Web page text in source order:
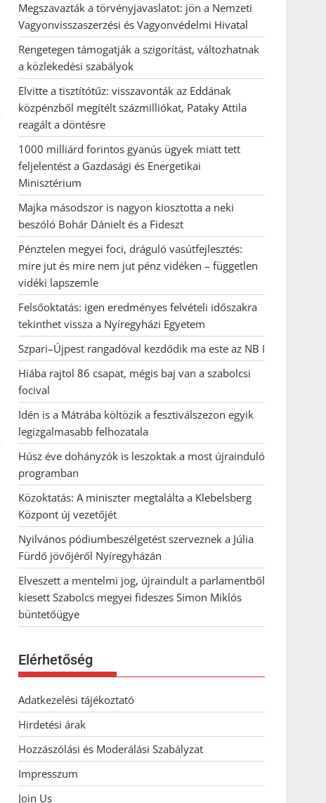
Megszavazták a törvényjavaslatot: jön a Nemzeti
Vagyonvisszaszerzési és Vagyonvédelmi Hivatal
Rengetegen támogatják a szigorítást, változhatnak
a közlekedési szabályok
Elvitte a tisztítótűz: visszavonták az Eddának
közpénzből megítélt százmilliókat, Pataky Attila
reagált a döntésre
1000 milliárd forintos gyanús ügyek miatt tett
feljelentést a Gazdasági és Energetikai
Minisztérium
Majka másodszor is nagyon kiosztotta a neki
beszóló Bohár Dánielt és a Fideszt
Pénztelen megyei foci, dráguló vasútfejlesztés:
mire jut és mire nem jut pénz vidéken – független
vidéki lapszemle
Felsőoktatás: igen eredményes felvételi időszakra
tekinthet vissza a Nyíregyházi Egyetem
Szpari–Újpest rangadóval kezdődik ma este az NB I
Hiába rajtol 86 csapat, mégis baj van a szabolcsi
focival
Idén is a Mátrába költözik a fesztiválszezon egyik
legizgalmasabb felhozatala
Húsz éve dohányzók is leszoktak a most újrainduló
programban
Közoktatás: A miniszter megtalálta a Klebelsberg
Központ új vezetőjét
Nyilvános pódiumbeszélgetést szerveznek a Júlia
Fürdő jövőjéről Nyíregyházán
Elveszett a mentelmi jog, újraindult a parlamentből
kiesett Szabolcs megyei fideszes Simon Miklós
büntetőügye
Elérhetőség
Adatkezelési tájékoztató
Hirdetési árak
Hozzászólási és Moderálási Szabályzat
Impresszum
Join Us